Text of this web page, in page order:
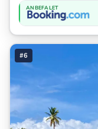
ANBEFALET
#6